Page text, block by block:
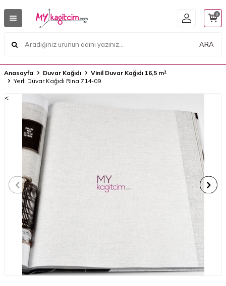
ARA
0
Anasayfa Duvar Kağıdı
Vinil Duvar Kağıdı 16,5 m²
Yerli Duvar Kağıdı Rina 714-09
<